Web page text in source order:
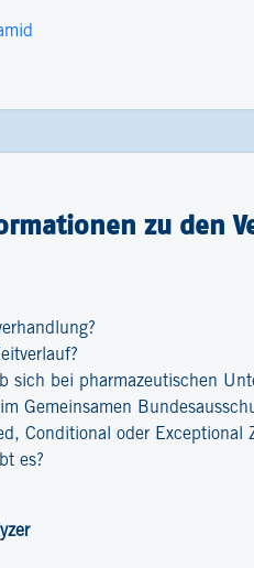
zu den
sich bei pharmazeutischen
Gemeinsamen
Conditional oder
es?